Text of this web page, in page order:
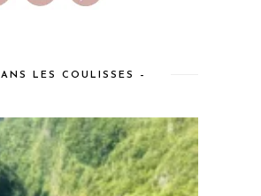
LES COULISSES –